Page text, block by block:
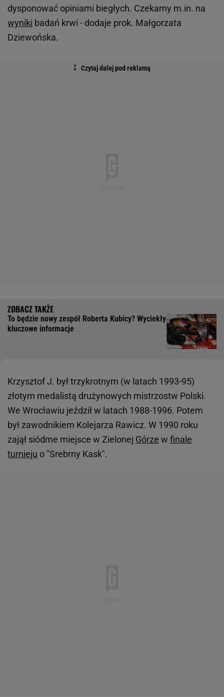
dysponować opiniami biegłych. Czekamy m.in. na
wyniki badań krwi - dodaje prok. Małgorzata
Dziewońska.
To będzie nowy zespół Roberta Kubicy? Wyciekły
kluczowe informacje
Krzysztof J. był trzykrotnym (w latach 1993-95)
złotym medalistą drużynowych mistrzostw Polski.
We Wrocławiu jeździł w latach 1988-1996. Potem
był zawodnikiem Kolejarza Rawicz. W 1990 roku
zajął siódme miejsce w Zielonej Górze w finale
turnieju o "Srebrny Kask".